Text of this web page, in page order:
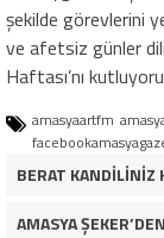
şekilde görevlerini
ve afetsiz günler
Haftası’nı
amasyaartfm
BERAT KANDİLİNİZ
AMASYA